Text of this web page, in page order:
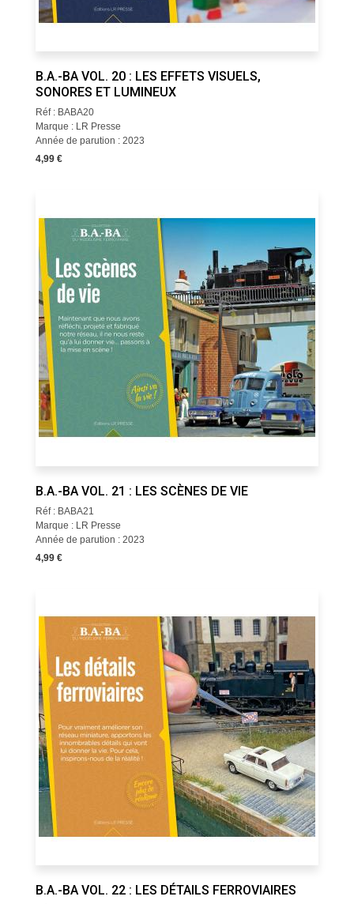
B.A.-BA VOL. 20 : LES EFFETS VISUELS,
SONORES ET LUMINEUX
Réf : BABA20
Marque : LR Presse
Année de parution : 2023
4,99 €
B.A.-BA VOL. 21 : LES SCÈNES DE VIE
Réf : BABA21
Marque : LR Presse
Année de parution : 2023
4,99 €
B.A.-BA VOL. 22 : LES DÉTAILS FERROVIAIRES